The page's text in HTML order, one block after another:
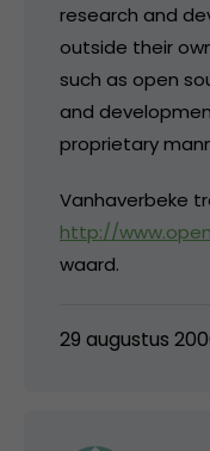
research and
outside their
such as open
and
proprietary
Vanhaverbeke
http://
waard.
29 augustus